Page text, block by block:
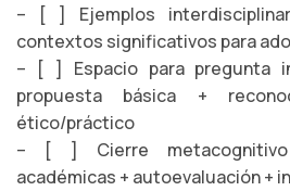
– [ ] Ejemplos
contextos significativos para
– [ ] Espacio para pregunta
propuesta básica +
ético/práctico
– [ ] Cierre metacognitivo
académicas + autoevaluación +